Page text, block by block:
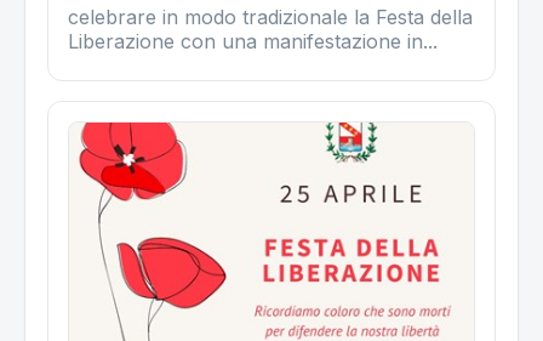
celebrare in modo tradizionale la Festa della
Liberazione con una manifestazione in...